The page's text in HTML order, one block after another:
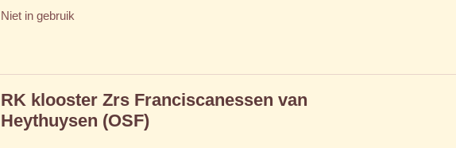
Niet in gebruik
RK klooster Zrs Franciscanessen van
Heythuysen (OSF)